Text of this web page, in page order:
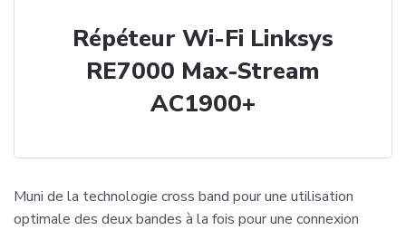
Répéteur Wi-Fi Linksys
RE7000 Max-Stream
AC1900+
Muni de la technologie cross band pour une utilisation
optimale des deux bandes à la fois pour une connexion